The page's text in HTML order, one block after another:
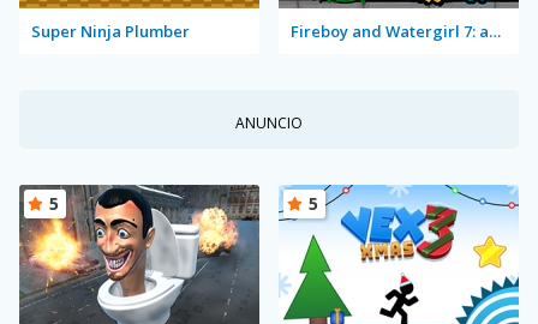
Super Ninja Plumber Fireboy and Watergirl 7: and Friends
ANUNCIO
5 5